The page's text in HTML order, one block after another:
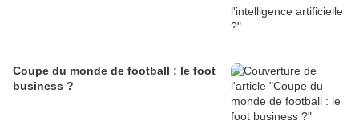
Coupe du monde de football : le foot
business ?